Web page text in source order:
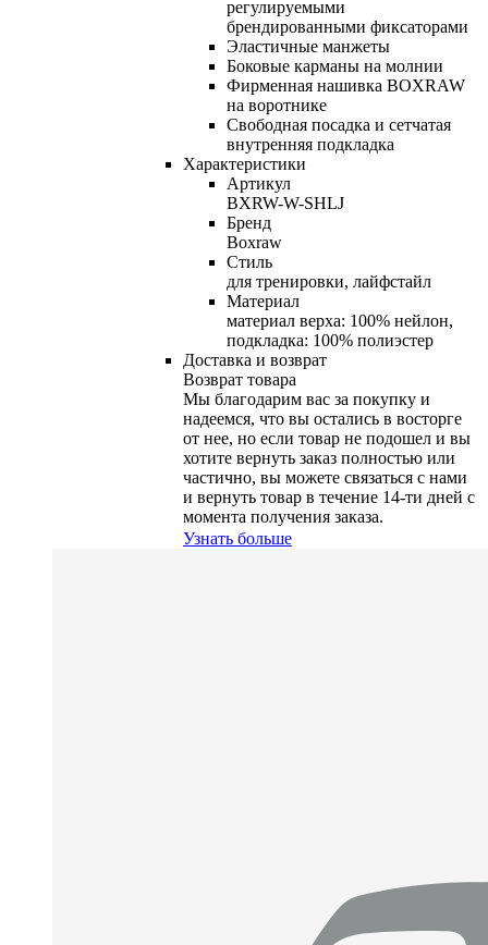
регулируемыми
брендированными фиксаторами
Эластичные манжеты
Боковые карманы на молнии
Фирменная нашивка BOXRAW
на воротнике
Свободная посадка и сетчатая
внутренняя подкладка
Характеристики
Артикул
BXRW-W-SHLJ
Бренд
Boxraw
Стиль
для тренировки, лайфстайл
Материал
материал верха: 100% нейлон,
подкладка: 100% полиэстер
Доставка и возврат
Возврат товара
Мы благодарим вас за покупку и
надеемся, что вы остались в восторге
от нее, но если товар не подошел и вы
хотите вернуть заказ полностью или
частично, вы можете связаться с нами
и вернуть товар в течение 14-ти дней с
момента получения заказа.
Узнать больше